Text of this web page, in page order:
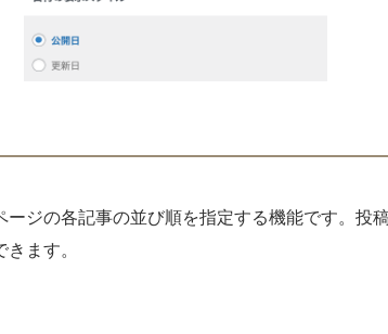
ジの各記事の並び順を指定する機能です。投
ます。